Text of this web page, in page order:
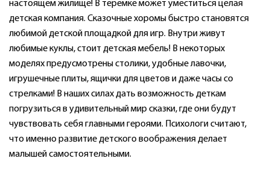
настоящем жилище! В теремке может уместиться целая
детская компания. Сказочные хоромы быстро становятся
любимой детской площадкой для игр. Внутри живут
любимые куклы, стоит детская мебель! В некоторых
моделях предусмотрены столики, удобные лавочки,
игрушечные плиты, ящички для цветов и даже часы со
стрелками! В наших силах дать возможность деткам
погрузиться в удивительный мир сказки, где они будут
чувствовать себя главными героями. Психологи считают,
что именно развитие детского воображения делает
малышей самостоятельными.